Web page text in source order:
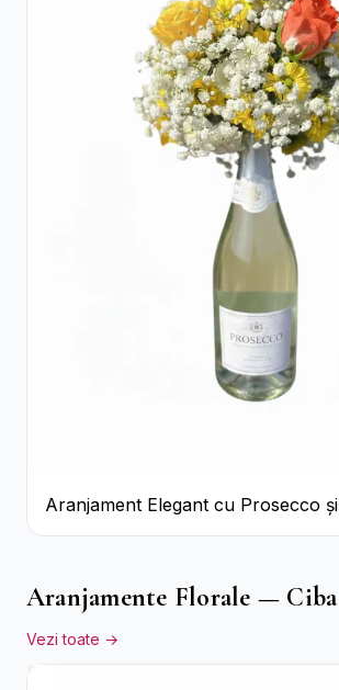
Aranjament Elegant cu Prosecco și
Flori Galbene.
Aranjamente Florale — Ciba
Vezi toate →